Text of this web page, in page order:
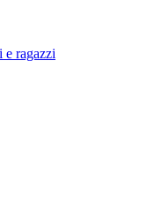
ragazzi